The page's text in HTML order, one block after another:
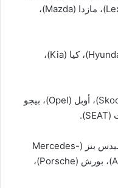
(Nissan)، هوندا (Honda)، لكزس (Lexus)، مازدا (Mazda)،
هيونداي (Hyundai)، كيا (Kia)،
سكودا (Skoda)، أوبل (Opel)، بيجو
مرسيدس بنز (Mercedes-
Benz)، بي إم دبليو (BMW)، أودي (Audi)، بورش (Porsche)،